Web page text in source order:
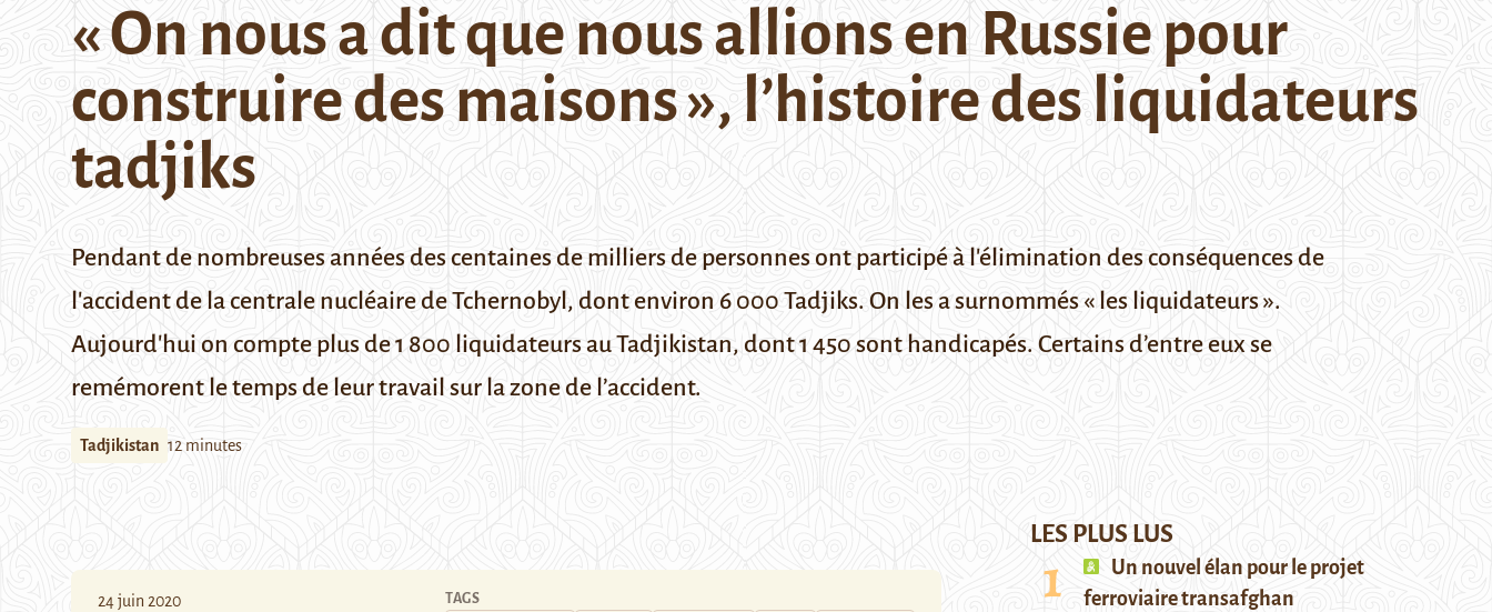
« On nous a dit que nous allions en Russie pour
construire des maisons », l’histoire des liquidateurs
tadjiks
Pendant de nombreuses années des centaines de milliers de personnes ont participé à l'élimination des conséquences de
l'accident de la centrale nucléaire de Tchernobyl, dont environ 6 000 Tadjiks. On les a surnommés « les liquidateurs ».
Aujourd'hui on compte plus de 1 800 liquidateurs au Tadjikistan, dont 1 450 sont handicapés. Certains d’entre eux se
remémorent le temps de leur travail sur la zone de l’accident.
Tadjikistan 12 minutes
24 juin 2020 TAGS
LES PLUS LUS
Un nouvel élan pour le projet
ferroviaire transafghan